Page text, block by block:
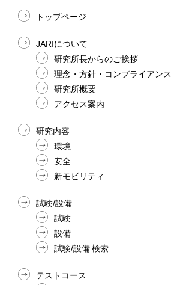
トップページ
JARIについて
研究所長からのご挨拶
理念・方針・コンプライアンス
研究所概要
アクセス案内
研究内容
環境
安全
新モビリティ
試験/設備
試験
設備
試験/設備 検索
テストコース